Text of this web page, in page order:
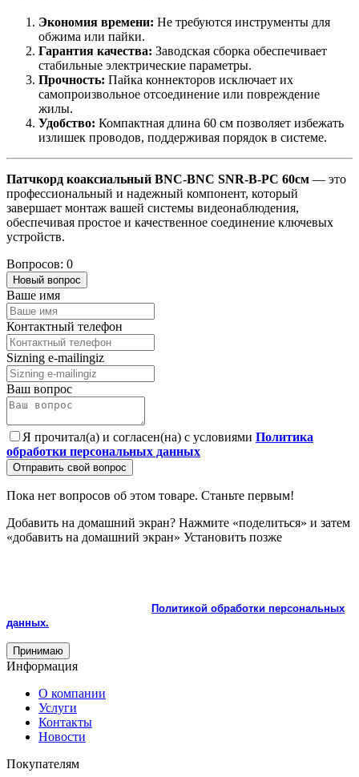
Экономия времени: Не требуются инструменты для
обжима или пайки.
Гарантия качества: Заводская сборка обеспечивает
стабильные электрические параметры.
Прочность: Пайка коннекторов исключает их
самопроизвольное отсоединение или повреждение
жилы.
Удобство: Компактная длина 60 см позволяет избежать
излишек проводов, поддерживая порядок в системе.
Патчкорд коаксиальный BNC-BNC SNR-B-PC 60см — это
профессиональный и надежный компонент, который
завершает монтаж вашей системы видеонаблюдения,
обеспечивая простое и качественное соединение ключевых
устройств.
Вопросов: 0
Новый вопрос
Ваше имя
Контактный телефон
Sizning e-mailingiz
Ваш вопрос
Я прочитал(а) и согласен(на) с условиями Политика
обработки персональных данных
Отправить свой вопрос
Пока нет вопросов об этом товаре. Станьте первым!
Добавить на домашний экран? Нажмите «поделиться» и затем
«добавить на домашний экран» Установить позже
Политикой обработки персональных
данных.
Принимаю
Информация
О компании
Услуги
Контакты
Новости
Покупателям